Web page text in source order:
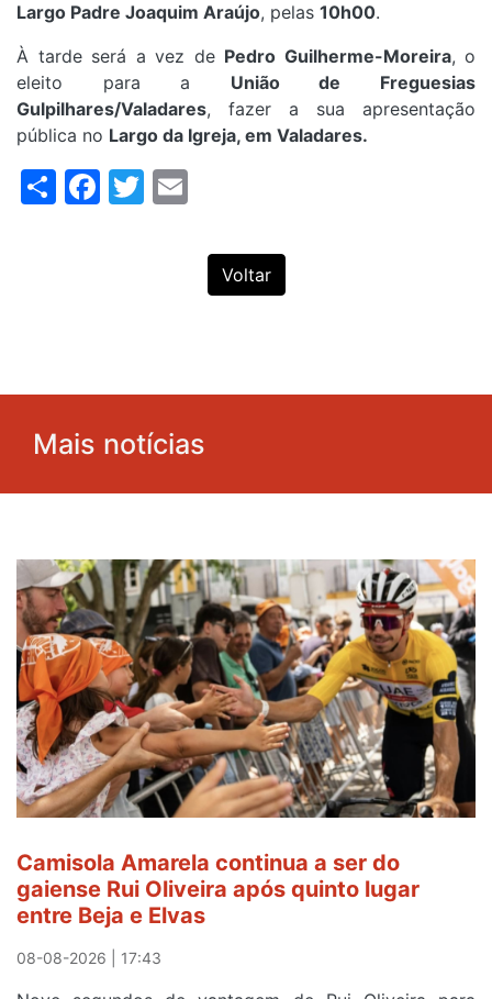
Largo Padre Joaquim Araújo, pelas 10h00.
À tarde será a vez de Pedro Guilherme-Moreira, o
eleito para a União de Freguesias
Gulpilhares/Valadares, fazer a sua apresentação
pública no Largo da Igreja, em Valadares.
ShareFacebook
Twitter
Voltar
Mais notícias
Camisola Amarela continua a ser do
gaiense Rui Oliveira após quinto lugar
entre Beja e Elvas
08-08-2026 | 17:43